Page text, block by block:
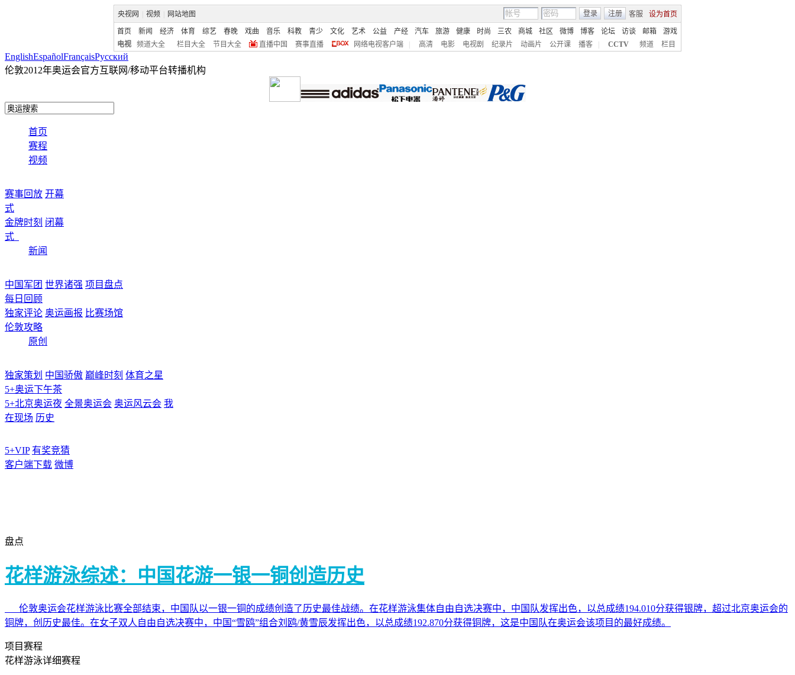
央视网 视频 网站地图 客服 设为首页
登录 注册
首页 新闻 经济 体育 综艺 春晚 戏曲 音乐 科教 青少 文化 艺术 公益 产经 汽车 旅游 健康 时尚 三农 商城 社区 微博 博客 论坛 访谈 邮箱
游戏
电视
频道大全 栏目大全 节目大全 直播中国 赛事直播 网络电视客户端 高清 电影 电视剧 纪录片 动画片 公开课 播客 CCTV 频道 栏目
EnglishEspañolFrançaisPусский
伦敦2012年奥运会官方互联网/移动平台转播机构
首页
赛程
视频
赛事回放 开幕
式
金牌时刻 闭幕
式
新闻
中国军团 世界诸强 项目盘点
每日回顾
独家评论 奥运画报 比赛场馆
伦敦攻略
原创
独家策划 中国骄傲 巅峰时刻 体育之星
5+奥运下午茶
5+北京奥运夜 全景奥运会 奥运风云会 我
在现场 历史
5+VIP 有奖竞猜
客户端下载 微博
盘点
花样游泳综述：中国花游一银一铜创造历史
伦敦奥运会花样游泳比赛全部结束，中国队以一银一铜的成绩创造了历史最佳战绩。在花样游泳集体自由自选决赛中，中国队发挥出色，以总成绩194.010分获得银牌，超过北京奥运会的
铜牌，创历史最佳。在女子双人自由自选决赛中，中国“雪鸥”组合刘鸥/黄雪辰发挥出色，以总成绩192.870分获得铜牌，这是中国队在奥运会该项目的最好成绩。
项目赛程
花样游泳详细赛程